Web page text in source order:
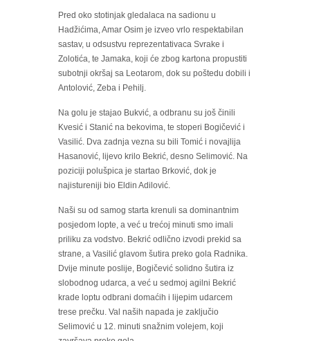
Pred oko stotinjak gledalaca na sadionu u
Hadžićima, Amar Osim je izveo vrlo respektabilan
sastav, u odsustvu reprezentativaca Svrake i
Zolotića, te Jamaka, koji će zbog kartona propustiti
subotnji okršaj sa Leotarom, dok su poštedu dobili i
Antolović, Zeba i Pehilj.
Na golu je stajao Bukvić, a odbranu su još činili
Kvesić i Stanić na bekovima, te stoperi Bogičević i
Vasilić. Dva zadnja vezna su bili Tomić i novajlija
Hasanović, lijevo krilo Bekrić, desno Selimović. Na
poziciji polušpica je startao Brković, dok je
najistureniji bio Eldin Adilović.
Naši su od samog starta krenuli sa dominantnim
posjedom lopte, a već u trećoj minuti smo imali
priliku za vodstvo. Bekrić odlično izvodi prekid sa
strane, a Vasilić glavom šutira preko gola Radnika.
Dvije minute poslije, Bogičević solidno šutira iz
slobodnog udarca, a već u sedmoj agilni Bekrić
krade loptu odbrani domaćih i lijepim udarcem
trese prečku. Val naših napada je zaključio
Selimović u 12. minuti snažnim volejem, koji